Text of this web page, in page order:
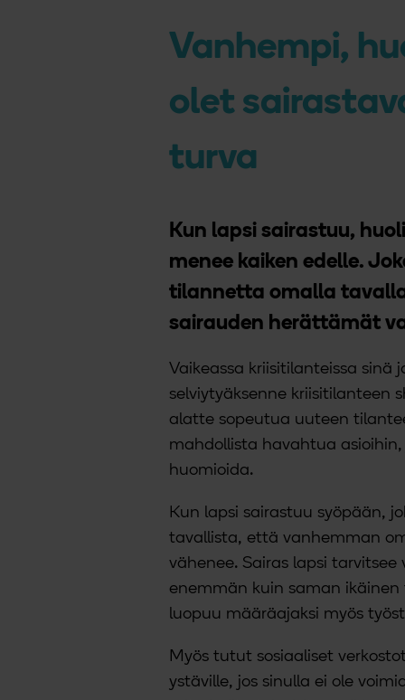
Vanhempi,
olet
turva
Kun lapsi sairastuu,
menee kaiken edelle.
tilannetta omalla
sairauden herättämät
Vaikeassa kriisitilanteissa
selviytyäksenne kriisitilanteen
alatte sopeutua uuteen
mahdollista havahtua
huomioida.
Kun lapsi sairastuu syöpään,
tavallista, että vanhemman
vähenee. Sairas lapsi
enemmän kuin saman
luopuu määräajaksi myös
Myös tutut sosiaaliset
ystäville, jos sinulla ei ole